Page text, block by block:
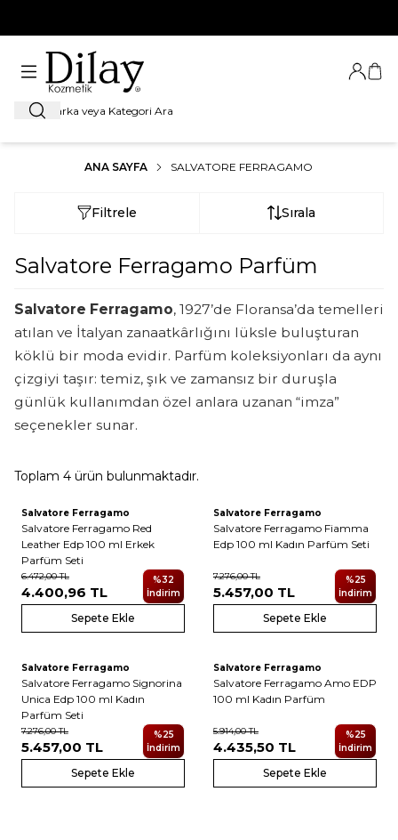
Ara
Giriş
ANA SAYFA SALVATORE FERRAGAMO
Filtrele Sırala
Salvatore Ferragamo Parfüm
Salvatore Ferragamo, 1927’de Floransa’da temelleri
atılan ve İtalyan zanaatkârlığını lüksle buluşturan
köklü bir moda evidir. Parfüm koleksiyonları da aynı
çizgiyi taşır: temiz, şık ve zamansız bir duruşla
günlük kullanımdan özel anlara uzanan “imza”
seçenekler sunar.
Toplam 4 ürün bulunmaktadır.
Salvatore Ferragamo
Salvatore Ferragamo Red
Leather Edp 100 ml Erkek
Parfüm Seti
6.472,00TL
4.400,96 TL
%32
İndirim
Sepete Ekle
Salvatore Ferragamo
Salvatore Ferragamo Fiamma
Edp 100 ml Kadın Parfüm Seti
7.276,00TL
5.457,00 TL
%25
İndirim
Sepete Ekle
Salvatore Ferragamo
Salvatore Ferragamo Signorina
Unica Edp 100 ml Kadın
Parfüm Seti
7.276,00TL
5.457,00 TL
%25
İndirim
Sepete Ekle
Salvatore Ferragamo
Salvatore Ferragamo Amo EDP
100 ml Kadın Parfüm
5.914,00TL
4.435,50 TL
%25
İndirim
Sepete Ekle